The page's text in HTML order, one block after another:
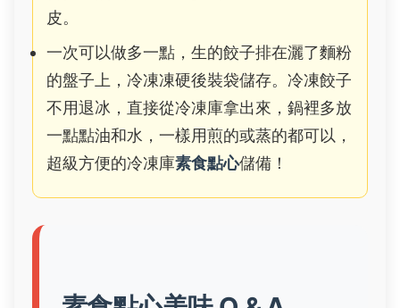
皮。
一次可以做多一點，生的餃子排在灑了麵粉
的盤子上，冷凍凍硬後裝袋儲存。冷凍餃子
不用退冰，直接從冷凍庫拿出來，鍋裡多放
一點點油和水，一樣用煎的或蒸的都可以，
超級方便的冷凍庫素食點心儲備！